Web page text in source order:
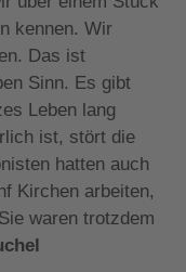
kennen. Wir
Das ist
Sinn. Es gibt
Leben lang
ist, stört die
hatten auch
Kirchen arbeiten,
waren trotzdem